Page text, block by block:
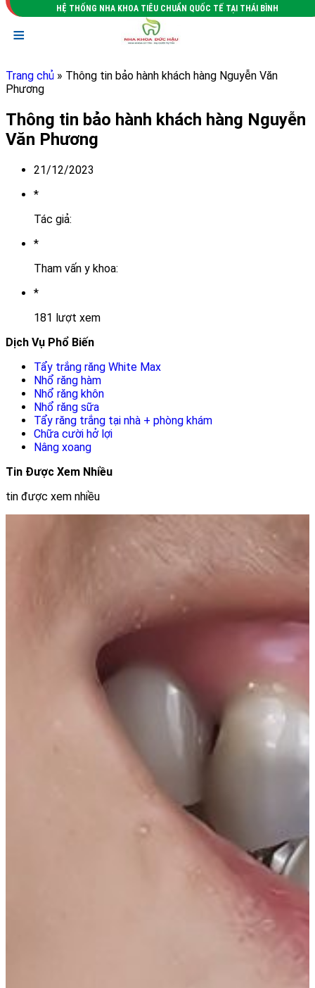
HỆ THỐNG NHA KHOA TIÊU CHUẨN QUỐC TẾ TẠI THÁI BÌNH
≡
Trang chủ » Thông tin bảo hành khách hàng Nguyễn Văn
Phương
Thông tin bảo hành khách hàng Nguyễn
Văn Phương
21/12/2023
*
Tác giả:
*
Tham vấn y khoa:
*
181 lượt xem
Dịch Vụ Phổ Biến
Tẩy trắng răng White Max
Nhổ răng hàm
Nhổ răng khôn
Nhổ răng sữa
Tẩy răng trắng tại nhà + phòng khám
Chữa cười hở lợi
Nâng xoang
Tin Được Xem Nhiều
tin được xem nhiều